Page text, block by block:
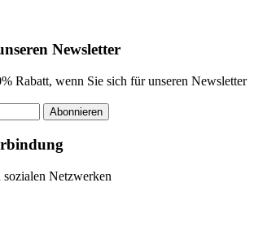
Newsletter
Rabatt, wenn Sie sich für unseren Newsletter
Abonnieren
Netzwerken